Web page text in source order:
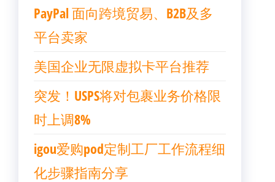
PayPal 面向跨境贸易、B2B及多
平台卖家
美国企业无限虚拟卡平台推荐
突发！USPS将对包裹业务价格限
时上调8%
igou爱购pod定制工厂工作流程细
化步骤指南分享